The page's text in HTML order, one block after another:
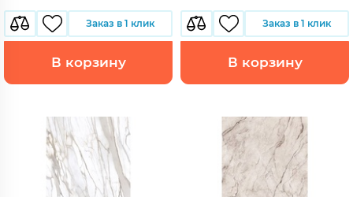
Заказ в 1 клик
В корзину
Заказ в 1 клик
В корзину